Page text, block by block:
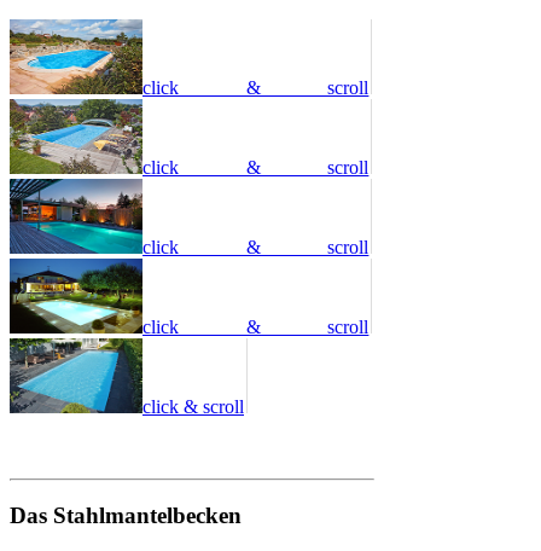
click & scroll
click & scroll
click & scroll
click & scroll
click & scroll
Das Stahlmantelbecken